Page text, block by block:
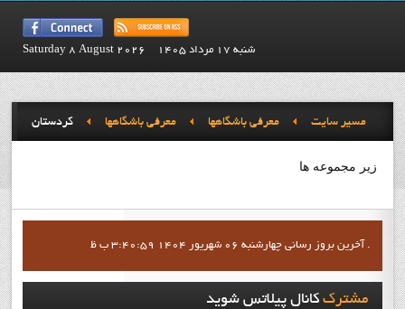
شنبه 17 مرداد 1405 Saturday 8 August 2026
مسیر سایت معرفي باشگاهها معرفي باشگاهها کردستان
زیر مجموعه ها
آخرين بروز رساني چهارشنبه 06 شهریور 1404 3:40:59 ب ظ .
مشترککانال پيلاتس شويد